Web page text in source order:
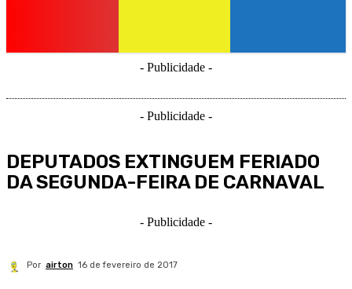
- Publicidade -
- Publicidade -
DEPUTADOS EXTINGUEM FERIADO
DA SEGUNDA-FEIRA DE CARNAVAL
- Publicidade -
Por airton 16 de fevereiro de 2017